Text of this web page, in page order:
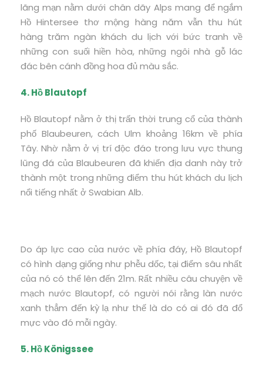
lãng mạn nằm dưới chân dãy Alps mang để ngắm
Hồ Hintersee thơ mộng hàng năm vẫn thu hút
hàng trăm ngàn khách du lịch với bức tranh về
những con suối hiền hòa, những ngôi nhà gỗ lác
đác bên cánh đồng hoa đủ màu sắc.
4. Hồ Blautopf
Hồ Blautopf nằm ở thị trấn thời trung cổ của thành
phố Blaubeuren, cách Ulm khoảng 16km về phía
Tây. Nhờ nằm ở vị trí độc đáo trong lưu vực thung
lũng đá của Blaubeuren đã khiến địa danh này trở
thành một trong những điểm thu hút khách du lịch
nổi tiếng nhất ở Swabian Alb.
Do áp lực cao của nước về phía đáy, Hồ Blautopf
có hình dạng giống như phễu dốc, tại điểm sâu nhất
của nó có thể lên đến 21m. Rất nhiều câu chuyện về
mạch nước Blautopf, có người nói rằng làn nước
xanh thẳm đến kỳ lạ như thế là do có ai đó đã đổ
mực vào đó mỗi ngày.
5. Hồ Königssee